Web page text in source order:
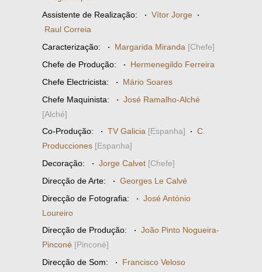
Assistente de Realização: · Vítor Jorge ·
Raul Correia
Caracterização: · Margarida Miranda [Chefe]
Chefe de Produção: · Hermenegildo Ferreira
Chefe Electricista: · Mário Soares
Chefe Maquinista: · José Ramalho-Alché
[Alché]
Co-Produção: · TV Galicia [Espanha] · C.
Producciones [Espanha]
Decoração: · Jorge Calvet [Chefe]
Direcção de Arte: · Georges Le Calvé
Direcção de Fotografia: · José António
Loureiro
Direcção de Produção: · João Pinto Nogueira-
Pinconé [Pinconé]
Direcção de Som: · Francisco Veloso